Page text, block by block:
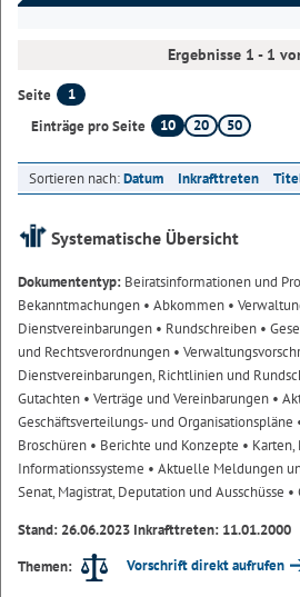
Ergebnisse 1 - 1
Seite
1
Einträge pro Seite
10 20 50
Sortieren nach:Datum Inkrafttreten
Systematische Übersicht
Dokumententyp: Beiratsinformationen und
Bekanntmachungen • Abkommen •
Dienstvereinbarungen • Rundschreiben •
und Rechtsverordnungen •
Dienstvereinbarungen, Richtlinien und
Gutachten • Verträge und Vereinbarungen •
Geschäftsverteilungs- und Organisationspläne
Broschüren • Berichte und Konzepte •
Informationssysteme • Aktuelle Meldungen
Senat, Magistrat, Deputation und Ausschüsse •
Stand: 26.06.2023 Inkrafttreten: 11.01.2000
Themen:
Vorschrift direkt aufrufen